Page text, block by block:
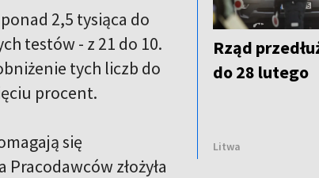
Rząd
do 28 lutego
Litwa
2,5 tysiąca do
testów - z 21 do 10.
tych liczb do
procent.
się
złożyła